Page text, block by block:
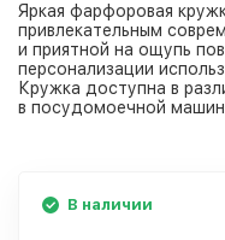
Яркая фарфоровая
привлекательным
и приятной на ощупь
персонализации
Кружка доступна в
в посудомоечной
В наличии